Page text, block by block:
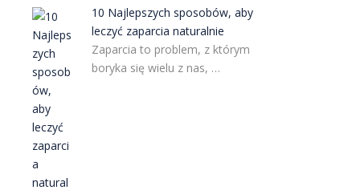
10 Najlepszych sposobów, aby
leczyć zaparcia naturalnie
Zaparcia to problem, z którym
boryka się wielu z nas, …